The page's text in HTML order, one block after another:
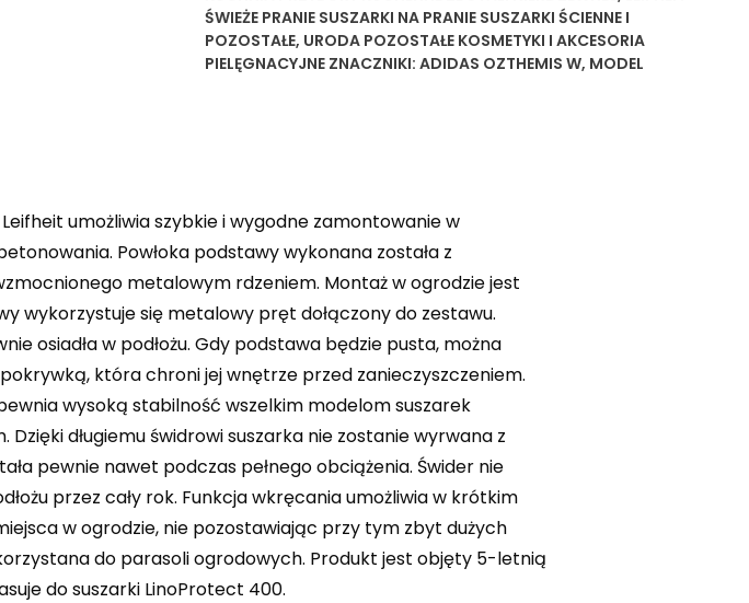
ŚWIEŻE PRANIE SUSZARKI NA PRANIE SUSZARKI ŚCIENNE I
POZOSTAŁE, URODA POZOSTAŁE KOSMETYKI I AKCESORIA
PIELĘGNACYJNE ZNACZNIKI: ADIDAS OZTHEMIS W, MODEL
umożliwia szybkie i wygodne zamontowanie w
Powłoka podstawy wykonana została z
metalowym rdzeniem. Montaż w ogrodzie jest
wykorzystuje się metalowy pręt dołączony do zestawu.
osiadła w podłożu. Gdy podstawa będzie pusta, można
która chroni jej wnętrze przed zanieczyszczeniem.
wysoką stabilność wszelkim modelom suszarek
długiemu świdrowi suszarka nie zostanie wyrwana z
pewnie nawet podczas pełnego obciążenia. Świder nie
przez cały rok. Funkcja wkręcania umożliwia w krótkim
w ogrodzie, nie pozostawiając przy tym zbyt dużych
do parasoli ogrodowych. Produkt jest objęty 5-letnią
do suszarki LinoProtect 400.